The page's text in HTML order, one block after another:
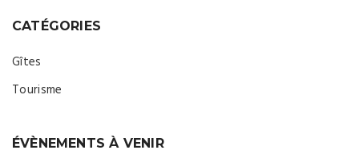
CATÉGORIES
Gîtes
Tourisme
ÉVÈNEMENTS À VENIR